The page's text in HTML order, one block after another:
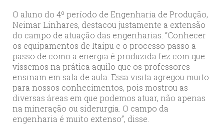
O aluno do 4º período de Engenharia de Produção,
Neimar Linhares, destacou justamente a extensão
do campo de atuação das engenharias. “Conhecer
os equipamentos de Itaipu e o processo passo a
passo de como a energia é produzida fez com que
víssemos na prática aquilo que os professores
ensinam em sala de aula. Essa visita agregou muito
para nossos conhecimentos, pois mostrou as
diversas áreas em que podemos atuar, não apenas
na mineração ou siderurgia. O campo da
engenharia é muito extenso”, disse.